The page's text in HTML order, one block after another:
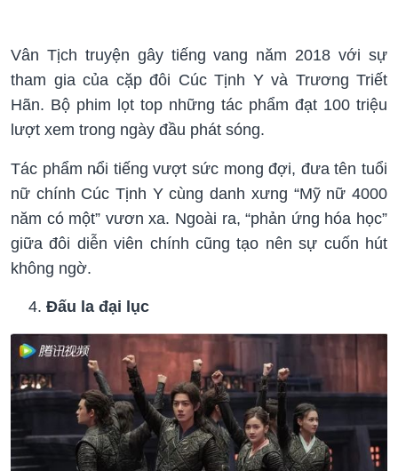
Vân Tịch truyện gây tiếng vang năm 2018 với sự
tham gia của cặp đôi Cúc Tịnh Y và Trương Triết
Hãn. Bộ phim lọt top những tác phẩm đạt 100 triệu
lượt xem trong ngày đầu phát sóng.
Tác phẩm n̵ổi tiếng vượt sức mong đợi, đưa tên tuổi
nữ chính Cúc Tịnh Y cùng danh xưng “Mỹ nữ 4000
năm có một” vươn xa. Ngoài ra, “phản ứng hóa học”
giữa đôi diễn viên chính cũng tạo nên sự cuốn hút
không ngờ.
Đấu la đại lục